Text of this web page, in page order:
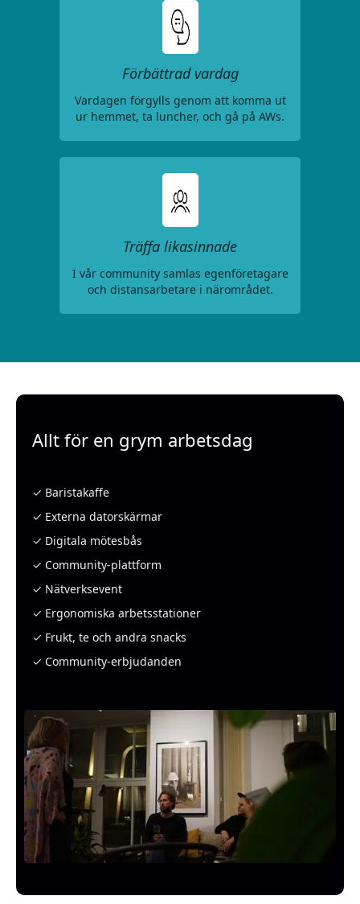
Förbättrad vardag
Vardagen förgylls genom att komma ut
ur hemmet, ta luncher, och gå på AWs.
Träffa likasinnade
I vår community samlas egenföretagare
och distansarbetare i närområdet.
Allt för en grym arbetsdag
✓ Baristakaffe
✓ Externa datorskärmar
✓ Digitala mötesbås
✓ Community-plattform
✓ Nätverksevent
✓ Ergonomiska arbetsstationer
✓ Frukt, te och andra snacks
✓ Community-erbjudanden